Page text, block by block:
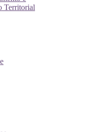
Territorial